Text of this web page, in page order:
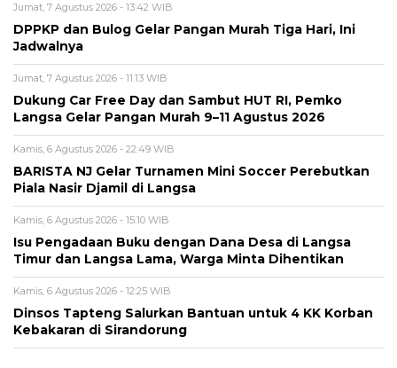
Jumat, 7 Agustus 2026 - 13:42 WIB
DPPKP dan Bulog Gelar Pangan Murah Tiga Hari, Ini
Jadwalnya
Jumat, 7 Agustus 2026 - 11:13 WIB
Dukung Car Free Day dan Sambut HUT RI, Pemko
Langsa Gelar Pangan Murah 9–11 Agustus 2026
Kamis, 6 Agustus 2026 - 22:49 WIB
BARISTA NJ Gelar Turnamen Mini Soccer Perebutkan
Piala Nasir Djamil di Langsa
Kamis, 6 Agustus 2026 - 15:10 WIB
Isu Pengadaan Buku dengan Dana Desa di Langsa
Timur dan Langsa Lama, Warga Minta Dihentikan
Kamis, 6 Agustus 2026 - 12:25 WIB
Dinsos Tapteng Salurkan Bantuan untuk 4 KK Korban
Kebakaran di Sirandorung